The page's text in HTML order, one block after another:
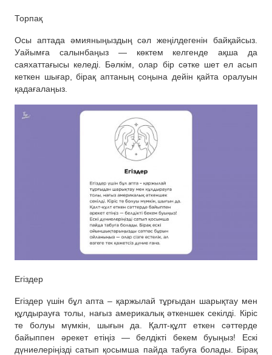
Торпақ
Осы аптада әмияныңыздың сәл жеңілдегенін байқайсыз.
Уайымға салынбаңыз — көктем келгенде ақша да
саяхаттағысы келеді. Бәлкім, олар бір сәтке шет ел асып
кеткен шығар, бірақ аптаның соңына дейін қайта оралуын
қадағалаңыз.
Егіздер
Егіздер үшін бұл апта – қаржылай тұрғыдан шарықтау мен
құлдырауға толы, нағыз америкалық әткеншек секілді. Кіріс
те болуы мүмкін, шығын да. Қалт-құлт еткен сәттерде
байыппен әрекет етіңіз — белдікті бекем буыңыз! Ескі
дүниелеріңізді сатып қосымша пайда табуға болады. Бірақ